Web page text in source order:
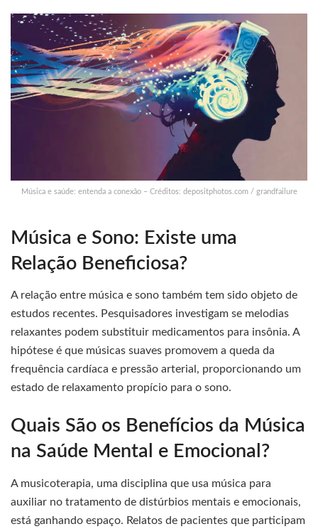
Música e saúde: entenda a conexão – Créditos: depositphotos.com / grandfailure
Música e Sono: Existe uma
Relação Beneficiosa?
A relação entre música e sono também tem sido objeto de
estudos recentes. Pesquisadores investigam se melodias
relaxantes podem substituir medicamentos para insônia. A
hipótese é que músicas suaves promovem a queda da
frequência cardíaca e pressão arterial, proporcionando um
estado de relaxamento propício para o sono.
Quais São os Benefícios da Música
na Saúde Mental e Emocional?
A musicoterapia, uma disciplina que usa música para
auxiliar no tratamento de distúrbios mentais e emocionais,
está ganhando espaço. Relatos de pacientes que participam